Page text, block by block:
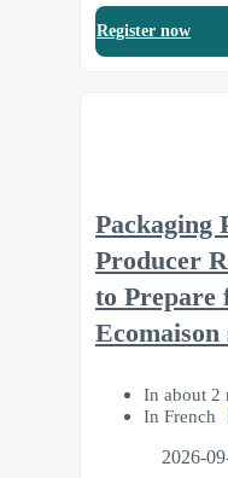
Register now
Packaging
Producer
to Prepare
In about 2
In French
2026-